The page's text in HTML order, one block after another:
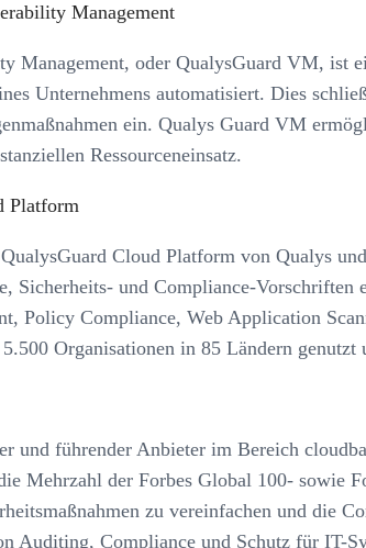
Management
Management, oder QualysGuard VM, ist
Unternehmens automatisiert. Dies
ein. Qualys Guard VM
Ressourceneinsatz.
Platform
Cloud Platform von Qualys
Sicherheits- und Compliance-
Policy Compliance, Web Application
Organisationen in 85 Ländern
und führender Anbieter im Bereich
Mehrzahl der Forbes Global 100-
zu vereinfachen und die
Auditing, Compliance und Schutz für IT-